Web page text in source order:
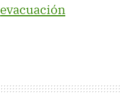
evacuación